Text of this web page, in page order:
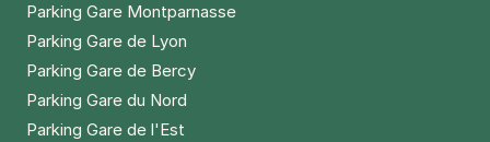
23 quai de l'oise
2,50 €
22 €/jour,
Parking Gare Montparnasse
Parking Gare de Lyon
Parking Gare de Bercy
Parking Gare du Nord
Parking Gare de l'Est